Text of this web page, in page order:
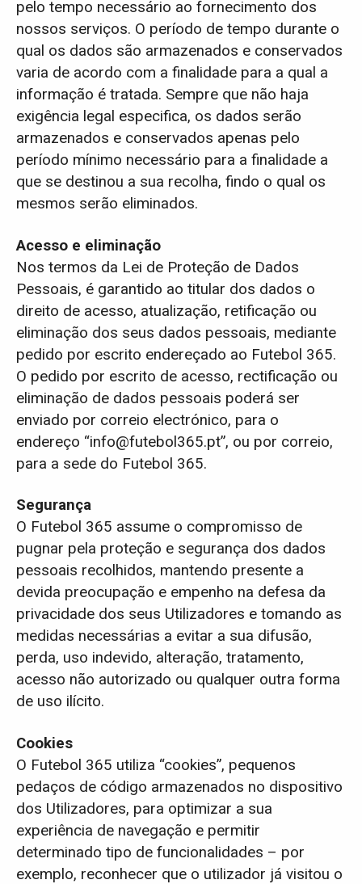
pelo tempo necessário ao fornecimento dos
nossos serviços. O período de tempo durante o
qual os dados são armazenados e conservados
varia de acordo com a finalidade para a qual a
informação é tratada. Sempre que não haja
exigência legal especifica, os dados serão
armazenados e conservados apenas pelo
período mínimo necessário para a finalidade a
que se destinou a sua recolha, findo o qual os
mesmos serão eliminados.
Acesso e eliminação
Nos termos da Lei de Proteção de Dados
Pessoais, é garantido ao titular dos dados o
direito de acesso, atualização, retificação ou
eliminação dos seus dados pessoais, mediante
pedido por escrito endereçado ao Futebol 365.
O pedido por escrito de acesso, rectificação ou
eliminação de dados pessoais poderá ser
enviado por correio electrónico, para o
endereço “info@futebol365.pt”, ou por correio,
para a sede do Futebol 365.
Segurança
O Futebol 365 assume o compromisso de
pugnar pela proteção e segurança dos dados
pessoais recolhidos, mantendo presente a
devida preocupação e empenho na defesa da
privacidade dos seus Utilizadores e tomando as
medidas necessárias a evitar a sua difusão,
perda, uso indevido, alteração, tratamento,
acesso não autorizado ou qualquer outra forma
de uso ilícito.
Cookies
O Futebol 365 utiliza “cookies”, pequenos
pedaços de código armazenados no dispositivo
dos Utilizadores, para optimizar a sua
experiência de navegação e permitir
determinado tipo de funcionalidades – por
exemplo, reconhecer que o utilizador já visitou o